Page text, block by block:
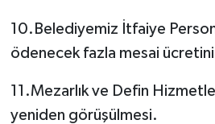
10.Belediyemiz İtfaiye
ödenecek fazla mesai
11.Mezarlık ve Defin
yeniden görüşülmesi.